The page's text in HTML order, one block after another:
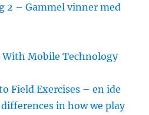
2 – Gammel vinner med
With Mobile Technology
Field Exercises – en ide
in how we play